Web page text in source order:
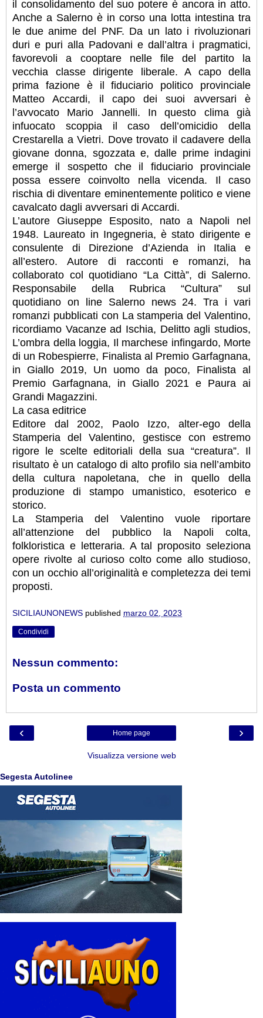
il consolidamento del suo potere è ancora in atto.
Anche a Salerno è in corso una lotta intestina tra
le due anime del PNF. Da un lato i rivoluzionari
duri e puri alla Padovani e dall’altra i pragmatici,
favorevoli a cooptare nelle file del partito la
vecchia classe dirigente liberale. A capo della
prima fazione è il fiduciario politico provinciale
Matteo Accardi, il capo dei suoi avversari è
l’avvocato Mario Jannelli. In questo clima già
infuocato scoppia il caso dell’omicidio della
Crestarella a Vietri. Dove trovato il cadavere della
giovane donna, sgozzata e, dalle prime indagini
emerge il sospetto che il fiduciario provinciale
possa essere coinvolto nella vicenda. Il caso
rischia di diventare eminentemente politico e viene
cavalcato dagli avversari di Accardi.
L’autore Giuseppe Esposito, nato a Napoli nel
1948. Laureato in Ingegneria, è stato dirigente e
consulente di Direzione d’Azienda in Italia e
all’estero. Autore di racconti e romanzi, ha
collaborato col quotidiano “La Città”, di Salerno.
Responsabile della Rubrica “Cultura” sul
quotidiano on line Salerno news 24. Tra i vari
romanzi pubblicati con La stamperia del Valentino,
ricordiamo Vacanze ad Ischia, Delitto agli studios,
L’ombra della loggia, Il marchese infingardo, Morte
di un Robespierre, Finalista al Premio Garfagnana,
in Giallo 2019, Un uomo da poco, Finalista al
Premio Garfagnana, in Giallo 2021 e Paura ai
Grandi Magazzini.
La casa editrice
Editore dal 2002, Paolo Izzo, alter-ego della
Stamperia del Valentino, gestisce con estremo
rigore le scelte editoriali della sua “creatura”. Il
risultato è un catalogo di alto profilo sia nell’ambito
della cultura napoletana, che in quello della
produzione di stampo umanistico, esoterico e
storico.
La Stamperia del Valentino vuole riportare
all’attenzione del pubblico la Napoli colta,
folkloristica e letteraria. A tal proposito seleziona
opere rivolte al curioso colto come allo studioso,
con un occhio all’originalità e completezza dei temi
proposti.
SICILIAUNONEWS published marzo 02, 2023
Condividi
Nessun commento:
Posta un commento
‹ ›
Home page
Visualizza versione web
Segesta Autolinee